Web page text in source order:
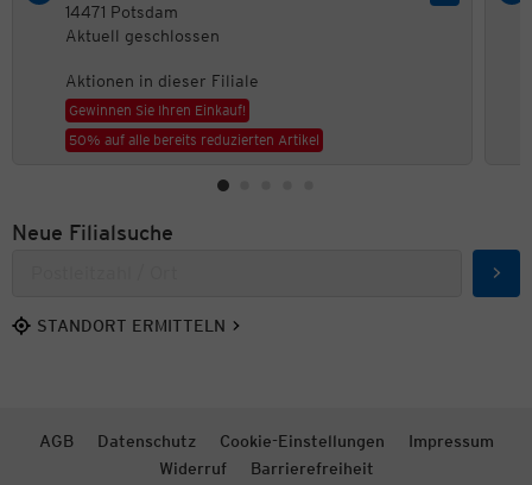
14471 Potsdam
Aktuell geschlossen
Aktionen in dieser Filiale
Gewinnen Sie Ihren Einkauf!
50% auf alle bereits reduzierten Artikel
Neue Filialsuche
STANDORT ERMITTELN
AGB Datenschutz Cookie-Einstellungen
Impressum
Widerruf
Barrierefreiheit